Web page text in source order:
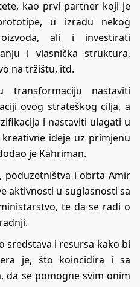
kao prvi partner koji je
u izradu nekog
ali i investirati
i vlasnička struktura,
na tržištu, itd.
nastaviti
ovog strateškog cilja, a
i nastaviti ulagati u
ideje uz primjenu
je Kahriman.
poduzetništva i obrta Amir
aktivnosti u suglasnosti sa
te da se radi o
sredstava i resursa kako bi
je, što koincidira i sa
da se pomogne svim onim